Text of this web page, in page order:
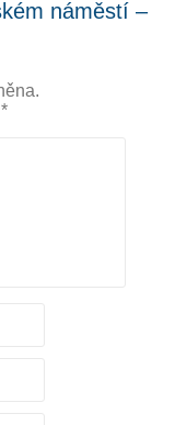
náměstí –
*